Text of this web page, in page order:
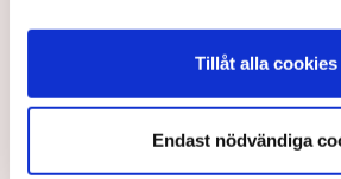
Tillåt alla cookies
Endast nödvändiga
50–100 år, men enligt
uppskattning” kommer ersättningen
bolagen att landa någonstans mellan
om året. Om det skulle bli 7 miljarder